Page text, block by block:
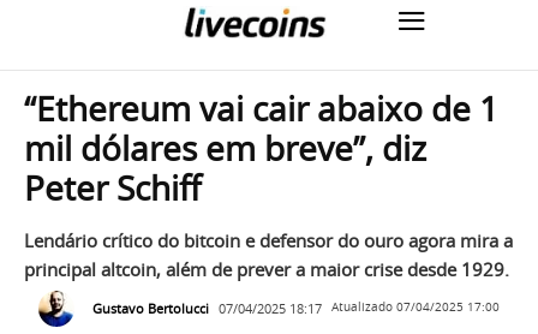
“Ethereum vai cair abaixo de 1
mil dólares em breve”, diz
Peter Schiff
Lendário crítico do bitcoin e defensor do ouro agora mira a
principal altcoin, além de prever a maior crise desde 1929.
Gustavo Bertolucci 07/04/2025 18:17 Atualizado 07/04/2025 17:00